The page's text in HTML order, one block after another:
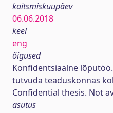
kaitsmiskuupäev
06.06.2018
keel
eng
õigused
Konfidentsiaalne
tutvuda teaduskonnas
Confidential thesis. Not
asutus